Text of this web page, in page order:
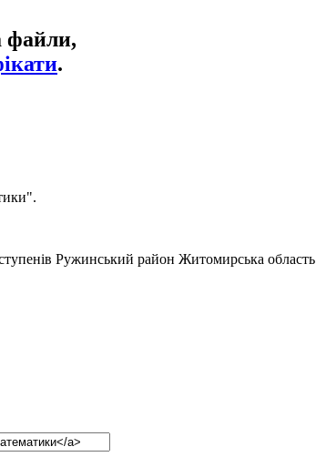
файли,
.
Ружинський район Житомирська область